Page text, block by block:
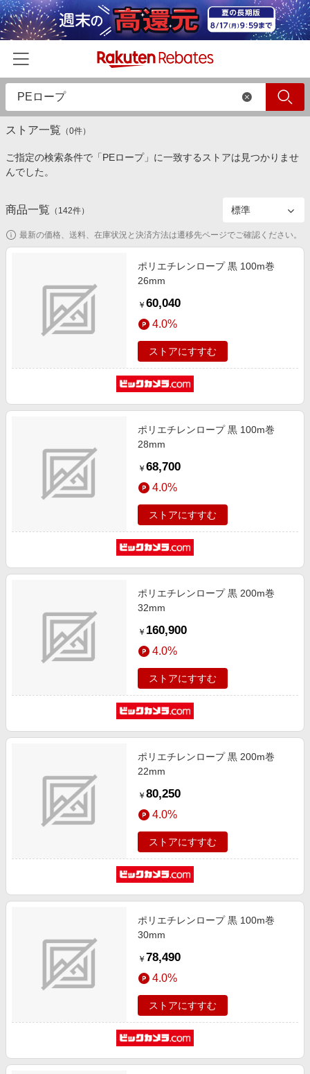
ホーム
カテゴリー一覧
百貨店・総合ECモール
食品・スイーツ・お酒
コスメ・健康・医薬品
家電・PC・スマホ・カメラ
スポーツ・アウトドア・ゴルフ
旅行・レジャー・ホテル予約
金融・マネー・保険
デジタルコンテンツ
ビジネス・その他サービス
イベント一覧
初回購入者限定特典
対象ストア新規限定特典
楽天ペイ導入ストア
楽天サービス特集
わくわく夏特集
とことん買い物チャレンジ
Samsung ボーナスキャンペーン
週末の高還元 夏の長期版
絞り込み 商品のみ
ストア一覧 （0件）
ご指定の検索条件で「PEロープ」に一致するストアは見つかりませ
んでした。
商品一覧 （ 142件）
最新の価格、送料、在庫状況と決済方法は遷移先ページでご確認ください。
ポリエチレンロープ 黒 100m巻
26mm
￥ 60,040
4.0%
ストアにすすむ
ポリエチレンロープ 黒 100m巻
28mm
￥ 68,700
4.0%
ストアにすすむ
ポリエチレンロープ 黒 200m巻
32mm
￥ 160,900
4.0%
ストアにすすむ
ポリエチレンロープ 黒 200m巻
22mm
￥ 80,250
4.0%
ストアにすすむ
ポリエチレンロープ 黒 100m巻
30mm
￥ 78,490
4.0%
ストアにすすむ